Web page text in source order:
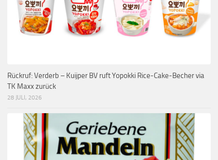
Rückruf: Verderb – Kuijper BV ruft Yopokki Rice-Cake-Becher via
TK Maxx zurück
28 JULI, 2026